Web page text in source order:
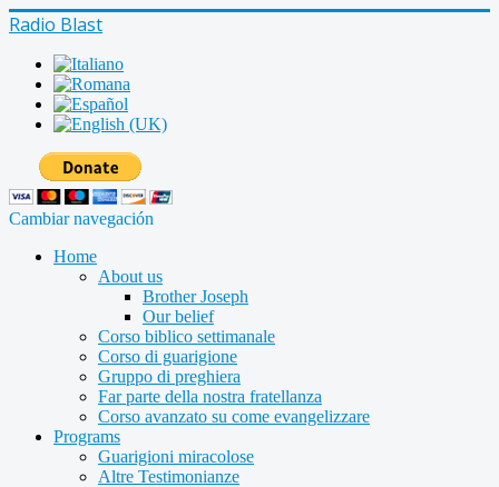
Radio Blast
Cambiar navegación
Home
About us
Brother Joseph
Our belief
Corso biblico settimanale
Corso di guarigione
Gruppo di preghiera
Far parte della nostra fratellanza
Corso avanzato su come evangelizzare
Programs
Guarigioni miracolose
Altre Testimonianze